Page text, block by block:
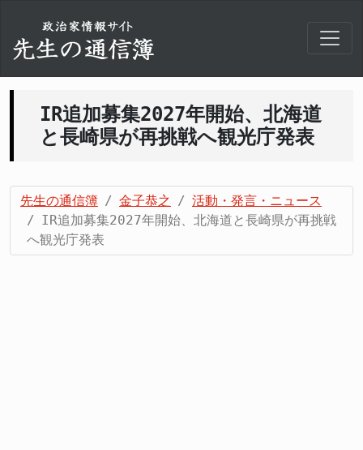
IR追加募集2027年開始、北海道
と長崎県が再挑戦へ観光庁発表
先生の通信簿 金子恭之
活動・発言・ニュース
IR追加募集2027年開始、北海道と長崎県が再挑戦
へ観光庁発表